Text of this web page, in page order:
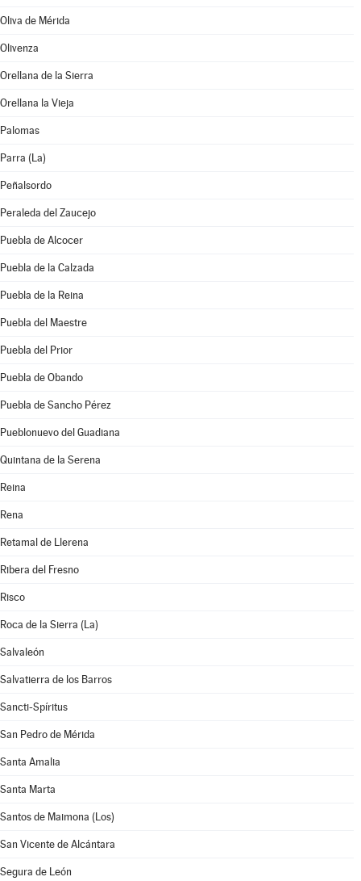
Oliva de Mérida
Olivenza
Orellana de la Sierra
Orellana la Vieja
Palomas
Parra (La)
Peñalsordo
Peraleda del Zaucejo
Puebla de Alcocer
Puebla de la Calzada
Puebla de la Reina
Puebla del Maestre
Puebla del Prior
Puebla de Obando
Puebla de Sancho Pérez
Pueblonuevo del Guadiana
Quintana de la Serena
Reina
Rena
Retamal de Llerena
Ribera del Fresno
Risco
Roca de la Sierra (La)
Salvaleón
Salvatierra de los Barros
Sancti-Spíritus
San Pedro de Mérida
Santa Amalia
Santa Marta
Santos de Maimona (Los)
San Vicente de Alcántara
Segura de León